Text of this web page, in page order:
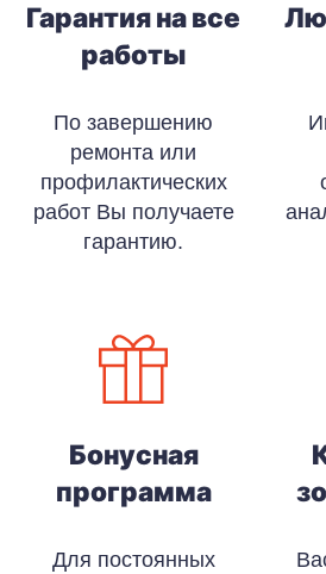
Гарантия на все
работы
По завершению
ремонта или
профилактических
работ Вы получаете
гарантию.
Бонусная
программа
Для постоянных